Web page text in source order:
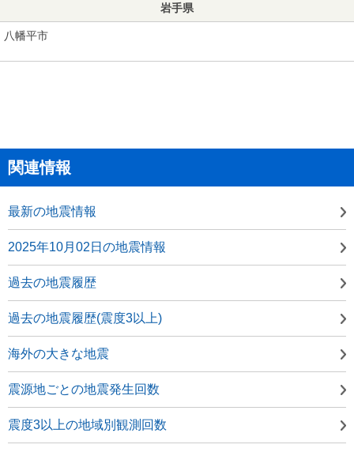
岩手県
八幡平市
関連情報
最新の地震情報
2025年10月02日の地震情報
過去の地震履歴
過去の地震履歴(震度3以上)
海外の大きな地震
震源地ごとの地震発生回数
震度3以上の地域別観測回数